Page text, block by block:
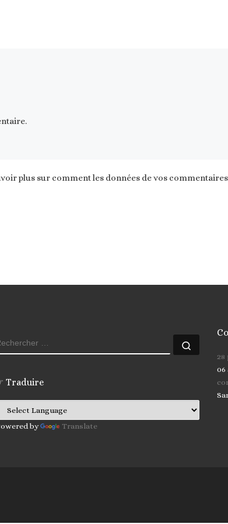
plus sur comment les données de vos
Traduire
by Translate
28
06